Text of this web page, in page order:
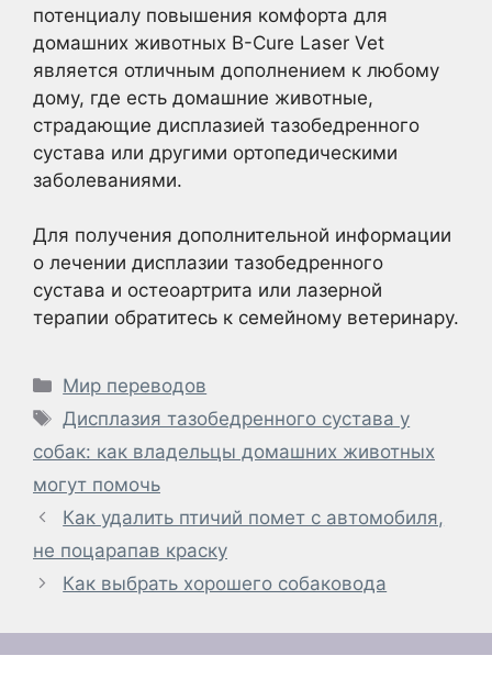
потенциалу повышения комфорта для
домашних животных B-Cure Laser Vet
является отличным дополнением к любому
дому, где есть домашние животные,
страдающие дисплазией тазобедренного
сустава или другими ортопедическими
заболеваниями.
Для получения дополнительной информации
о лечении дисплазии тазобедренного
сустава и остеоартрита или лазерной
терапии обратитесь к семейному ветеринару.
Рубрики
Мир переводов
Метки
Дисплазия тазобедренного сустава у
собак: как владельцы домашних животных
могут помочь
Как удалить птичий помет с автомобиля,
не поцарапав краску
Как выбрать хорошего собаковода